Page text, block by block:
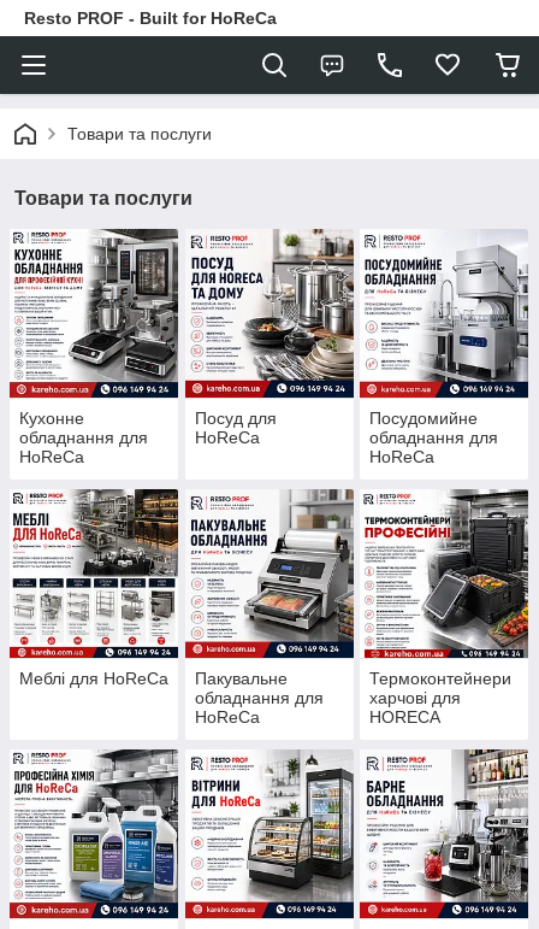
Resto PROF - Built for HoReCa
Товари та послуги
Товари та послуги
Кухонне
обладнання для
HoReCa
Посуд для
HoReCa
Посудомийне
обладнання для
HoReCa
Меблі для HoReCa
Пакувальне
обладнання для
HoReCa
Термоконтейнери
харчові для
HORECA